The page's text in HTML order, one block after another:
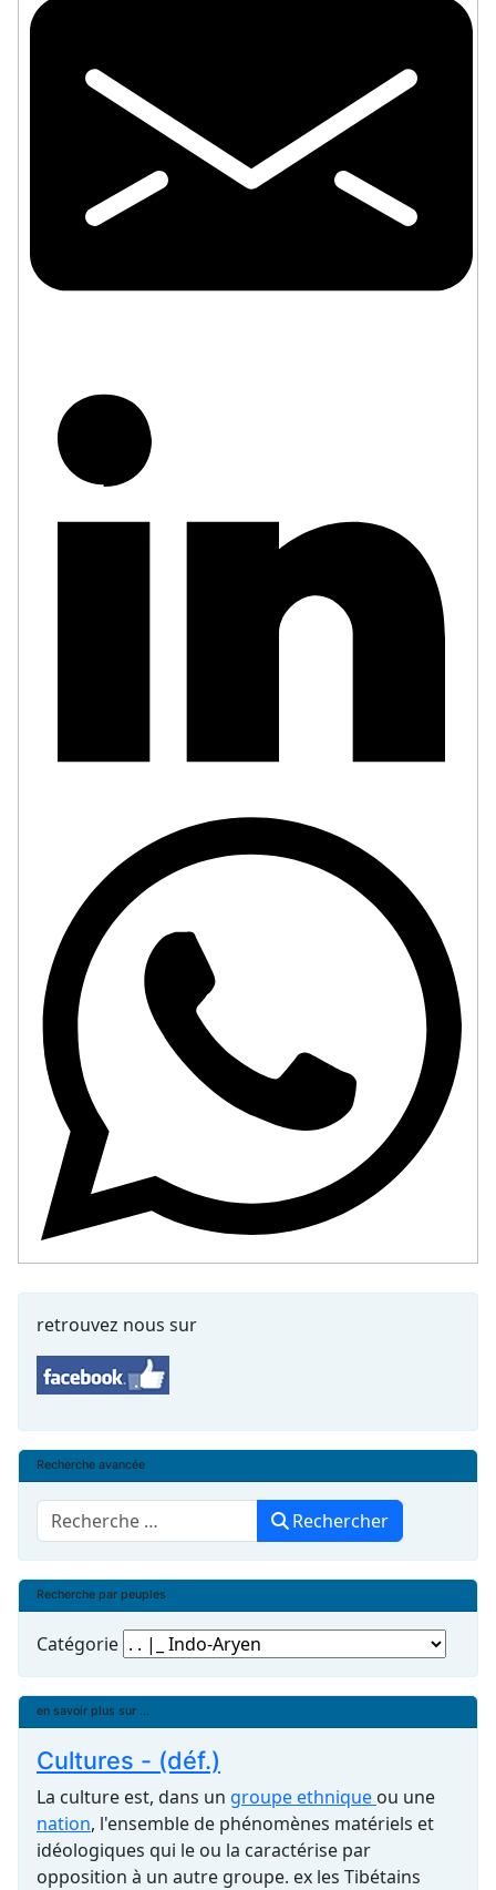
retrouvez nous sur
Recherche avancée
Rechercher Rechercher
Recherche par peuples
Catégorie
en savoir plus sur ...
Cultures - (déf.)
La culture est, dans un groupe ethnique ou une
nation, l'ensemble de phénomènes matériels et
idéologiques qui le ou la caractérise par
opposition à un autre groupe. ex les Tibétains